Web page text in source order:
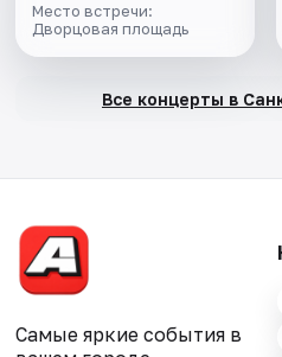
Место встречи:
Дворцовая площадь
Все концерты в
Самые яркие события в